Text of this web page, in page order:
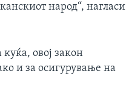
народ“, нагласи
овој закон
и за осигурување на